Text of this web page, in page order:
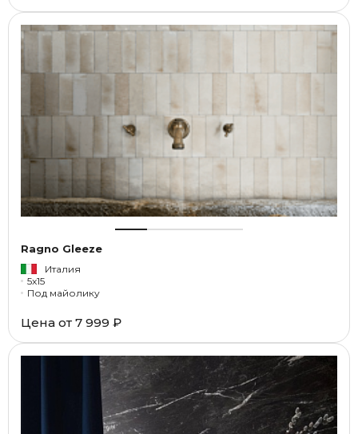
Ragno Gleeze
Италия
5x15
Под майолику
Цена от 7 999 ₽